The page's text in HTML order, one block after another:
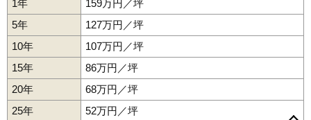
1年
159万円／坪
5年
127万円／坪
10年
107万円／坪
15年
86万円／坪
20年
68万円／坪
25年
52万円／坪
茜部中島茜部菱野市橋大菅北鏡島南神楽町鹿島町
加納本石町
加納水野町上材木町